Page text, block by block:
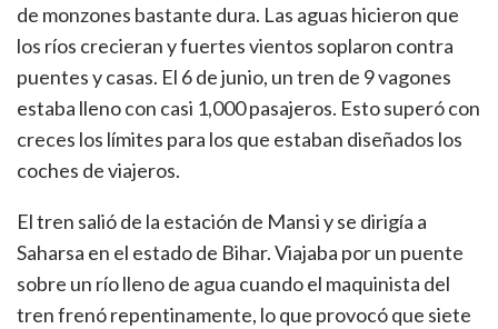
de monzones bastante dura. Las aguas hicieron que
los ríos crecieran y fuertes vientos soplaron contra
puentes y casas. El 6 de junio, un tren de 9 vagones
estaba lleno con casi 1,000 pasajeros. Esto superó con
creces los límites para los que estaban diseñados los
coches de viajeros.
El tren salió de la estación de Mansi y se dirigía a
Saharsa en el estado de Bihar. Viajaba por un puente
sobre un río lleno de agua cuando el maquinista del
tren frenó repentinamente, lo que provocó que siete